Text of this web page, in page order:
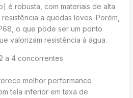
é robusta, com materiais de alta
a quedas leves. Porém,
o que pode ser um ponto
valorizam resistência à água.
a 4 concorrentes
melhor performance
tela inferior em taxa de